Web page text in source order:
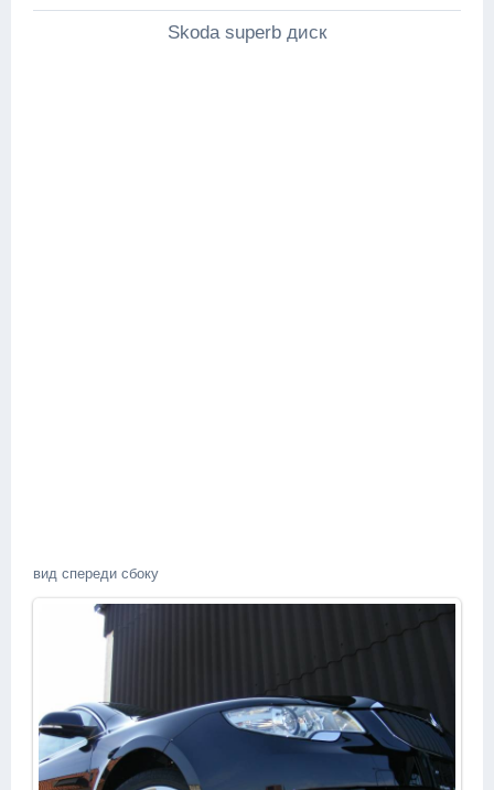
Skoda superb диск
вид спереди сбоку